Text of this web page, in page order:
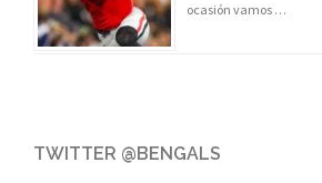
ocasión vamos …
TWITTER @BENGALS